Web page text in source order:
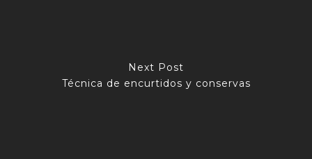
Next Post
Técnica de encurtidos y conservas